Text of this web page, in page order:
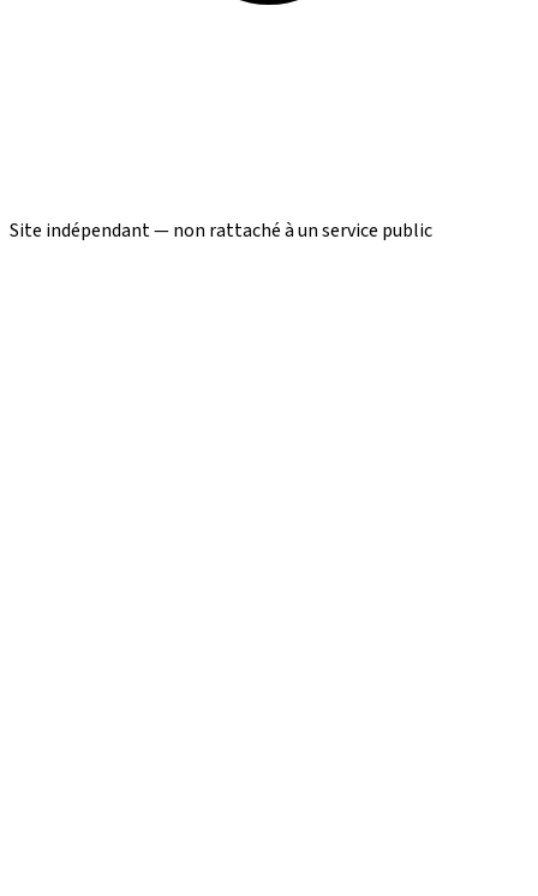
Site indépendant — non rattaché à un service public